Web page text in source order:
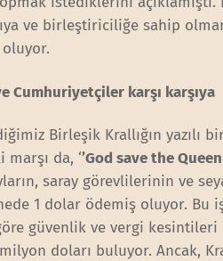
ve birleştiriciliğe sahip
Cumhuriyetçiler karşı karşıya
Birleşik Krallığın yazılı
da, ‘’God save the Queen
saray görevlilerinin ve
1 dolar ödemiş oluyor. Bu
güvenlik ve vergi
doları buluyor. Ancak,